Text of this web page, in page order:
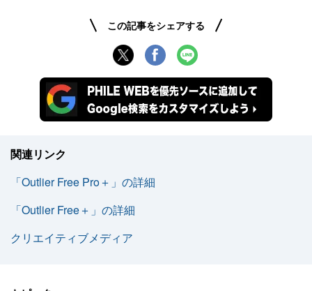
この記事をシェアする
関連リンク
「Outlier Free Pro＋」の詳細
「Outlier Free＋」の詳細
クリエイティブメディア